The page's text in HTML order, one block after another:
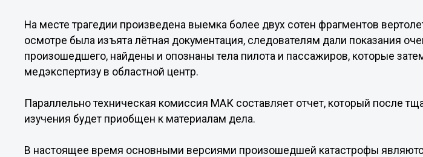
На месте трагедии произведена выемка более двух сотен фрагментов
осмотре была изъята лётная документация, следователям дали показания
произошедшего, найдены и опознаны тела пилота и пассажиров, которые
медэкспертизу в областной центр.
Параллельно техническая комиссия МАК составляет отчет, который после
изучения будет приобщен к материалам дела.
В настоящее время основными версиями произошедшей катастрофы